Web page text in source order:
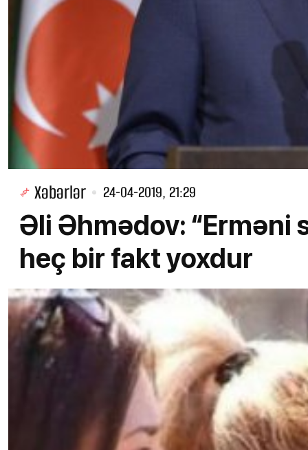
Xəbərlər 24-04-2019, 21:29
Əli Əhmədov: “Erməni
heç bir fakt yoxdur